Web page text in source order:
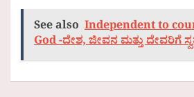
See also Independent to
God -ದೇಶ, ಜೀವನ ಮತ್ತು ದೇವರಿಗೆ